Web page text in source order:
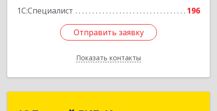
1С:Специалист
196
Отправить заявку
Показать контакты
Отправить заявку
Назад
1С:Первый БИТ, Иркутск